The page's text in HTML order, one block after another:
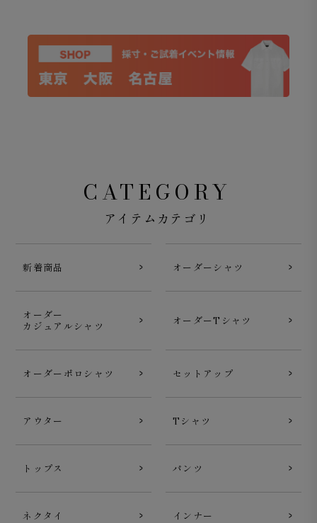
CATEGORY
アイテムカテゴリ
新着商品 オーダーシャツ
オーダー
カジュアルシャツ
オーダーTシャツ
オーダーポロシャツ セットアップ
アウター Tシャツ
トップス パンツ
ネクタイ インナー